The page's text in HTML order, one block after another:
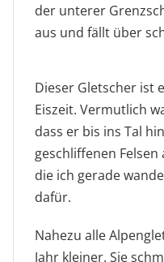
der unterer
aus und fällt über
Dieser Gletscher ist
Eiszeit. Vermutlich
dass er bis ins Tal
geschliffenen
die ich gerade
dafür.
Nahezu alle
Jahr kleiner. Sie